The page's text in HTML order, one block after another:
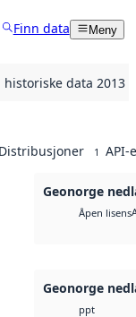
Finn data Meny
historiske data 2013
1 API-
Geonorge
Åpen lisens
Geonorge
ppt